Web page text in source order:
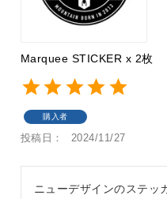
Marquee STICKER x 2枚
購入者
投稿日 2024/11/27
ニューデザインのステッ